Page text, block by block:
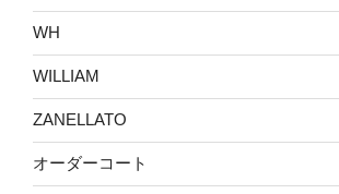
WH
WILLIAM
ZANELLATO
オーダーコート